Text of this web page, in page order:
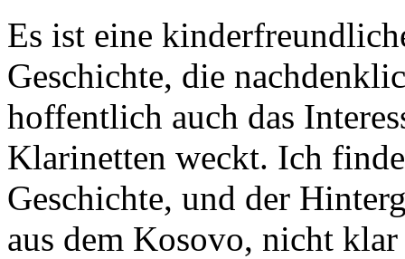
Es ist eine
Geschichte, die
hoffentlich auch das
Klarinetten weckt. Ich
Geschichte, und der
aus dem Kosovo, nicht